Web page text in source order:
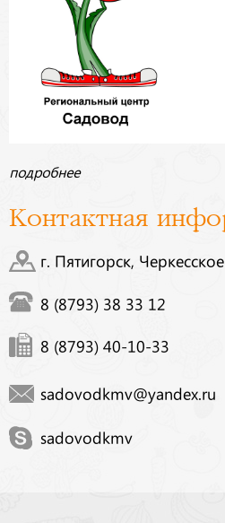
подробнее
Контактная
г. Пятигорск,
8 (8793) 38 33 12
8 (8793) 40-10-33
sadovodkmv@yandex.ru
sadovodkmv